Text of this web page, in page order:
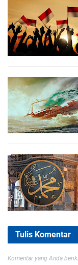
Tulis Komentar
Komentar yang Anda